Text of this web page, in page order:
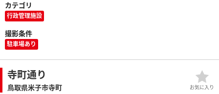
カテゴリ
行政管理施設
撮影条件
駐車場あり
寺町通り
鳥取県米子市寺町 お気に入り